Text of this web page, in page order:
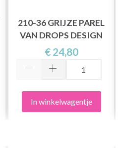
210-36 GRIJZE PAREL
VAN DROPS DESIGN
€ 24,80
In winkelwagentje